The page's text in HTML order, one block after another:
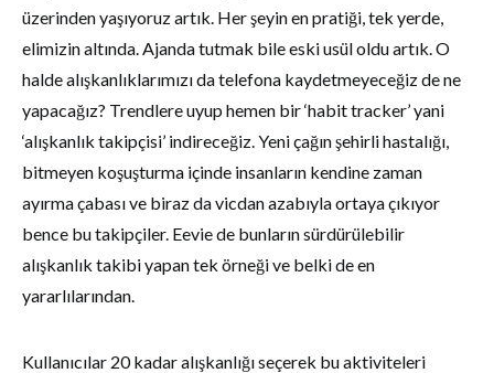
üzerinden yaşıyoruz artık. Her şeyin en pratiği, tek yerde,
elimizin altında. Ajanda tutmak bile eski usül oldu artık. O
halde alışkanlıklarımızı da telefona kaydetmeyeceğiz de ne
yapacağız? Trendlere uyup hemen bir ‘habit tracker’ yani
‘alışkanlık takipçisi’ indireceğiz. Yeni çağın şehirli hastalığı,
bitmeyen koşuşturma içinde insanların kendine zaman
ayırma çabası ve biraz da vicdan azabıyla ortaya çıkıyor
bence bu takipçiler. Eevie de bunların sürdürülebilir
alışkanlık takibi yapan tek örneği ve belki de en
yararlılarından.
Kullanıcılar 20 kadar alışkanlığı seçerek bu aktiviteleri